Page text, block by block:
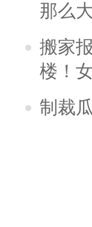
那么
搬家
楼！
制裁